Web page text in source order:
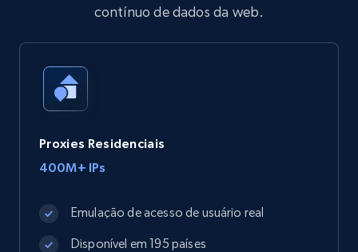
contínuo de dados da web.
Proxies Residenciais
400M+ IPs
Emulação de acesso de usuário real
Disponível em 195 países